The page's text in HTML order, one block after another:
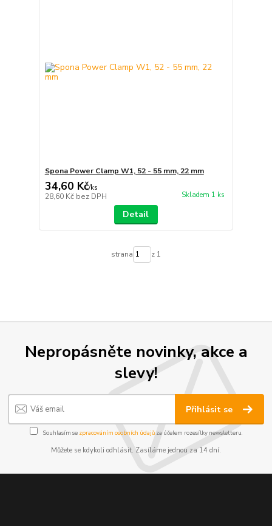
Spona Power Clamp W1, 52 - 55 mm, 22 mm
34,60 Kč/ks
28,60 Kč bez DPH Skladem 1 ks
Detail
strana z 1
Nepropásněte novinky, akce a
slevy!
Přihlásit se
Souhlasím se zpracováním osobních údajůza účelem rozesílky newsletteru.
Můžete se kdykoli odhlásit. Zasíláme jednou za 14 dní.